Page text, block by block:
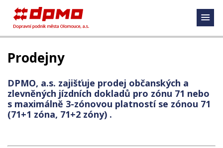
Prodejny
DPMO, a.s. zajišťuje prodej občanských a
zlevněných jízdních dokladů pro zónu 71 nebo
s maximálně 3-zónovou platností se zónou 71
(71+1 zóna, 71+2 zóny) .